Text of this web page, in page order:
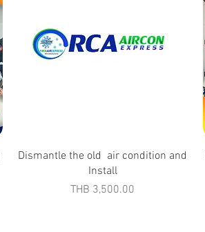
Dismantle the old air condition and
Install
Price
THB 3,500.00